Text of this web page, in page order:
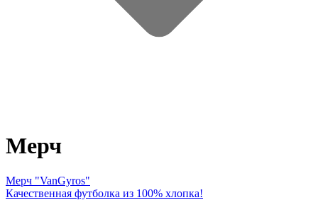
Мерч
Мерч "VanGyros"
Качественная футболка из 100% хлопка!